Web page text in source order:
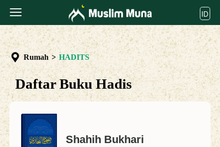
ID
Rumah > HADITS
Daftar Buku Hadis
Shahih Bukhari